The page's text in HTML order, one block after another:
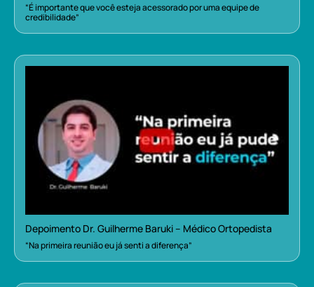
“É importante que você esteja acessorado por uma equipe de
credibilidade”
Depoimento Dr. Guilherme Baruki – Médico Ortopedista
“Na primeira reunião eu já senti a diferença”